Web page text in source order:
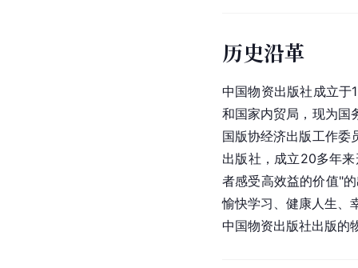
历史沿革
中国物资出版社成立于
和国家内贸局，现为国
国版协经济出版工作委
出版社，成立20多年
者感受高效益的价值"
愉快学习、健康人生、
中国物资出版社出版的